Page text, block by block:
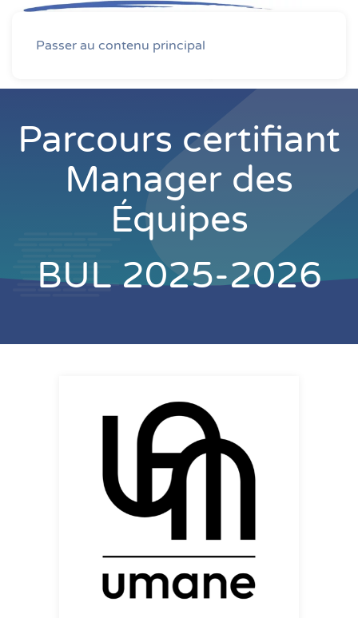
Passer au contenu principal
Parcours certifiant
Manager des
Équipes
BUL 2025-2026